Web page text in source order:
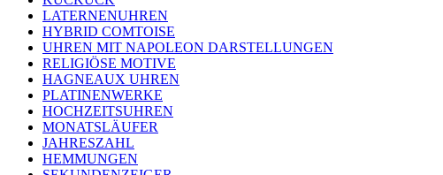
LATERNENUHREN
HYBRID COMTOISE
UHREN MIT NAPOLEON DARSTELLUNGEN
RELIGIÖSE MOTIVE
HAGNEAUX UHREN
PLATINENWERKE
HOCHZEITSUHREN
MONATSLÄUFER
JAHRESZAHL
HEMMUNGEN